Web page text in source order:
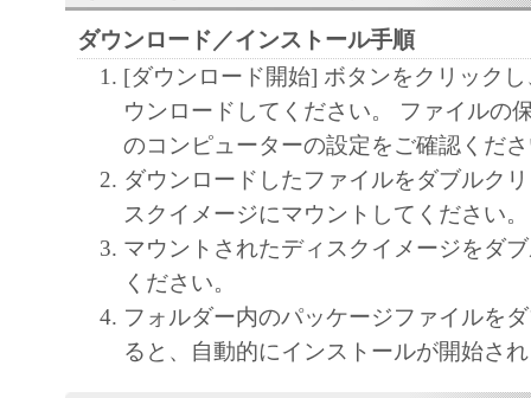
ダウンロード／インストール手順
[ダウンロード開始] ボタンをクリック
ウンロードしてください。 ファイルの
のコンピューターの設定をご確認くだ
ダウンロードしたファイルをダブルク
スクイメージにマウントしてください。
マウントされたディスクイメージをダ
ください。
フォルダー内のパッケージファイルを
ると、自動的にインストールが開始さ